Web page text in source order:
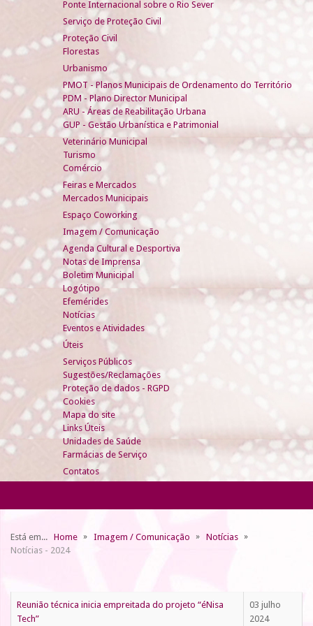
Ponte Internacional sobre o Rio Sever
Serviço de Proteção Civil
Proteção Civil
Florestas
Urbanismo
PMOT - Planos Municipais de Ordenamento do Território
PDM - Plano Director Municipal
ARU - Áreas de Reabilitação Urbana
GUP - Gestão Urbanística e Patrimonial
Veterinário Municipal
Turismo
Comércio
Feiras e Mercados
Mercados Municipais
Espaço Coworking
Imagem / Comunicação
Agenda Cultural e Desportiva
Notas de Imprensa
Boletim Municipal
Logótipo
Efemérides
Notícias
Eventos e Atividades
Úteis
Serviços Públicos
Sugestões/Reclamações
Proteção de dados - RGPD
Cookies
Mapa do site
Links Úteis
Unidades de Saúde
Farmácias de Serviço
Contatos
Está em... Home Imagem / Comunicação
Notícias
Notícias - 2024
Reunião técnica inicia empreitada do projeto “éNisa
Tech”
03 julho
2024